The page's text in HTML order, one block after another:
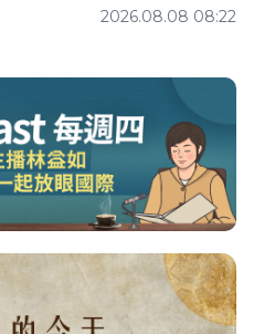
2026.08.08 08:22